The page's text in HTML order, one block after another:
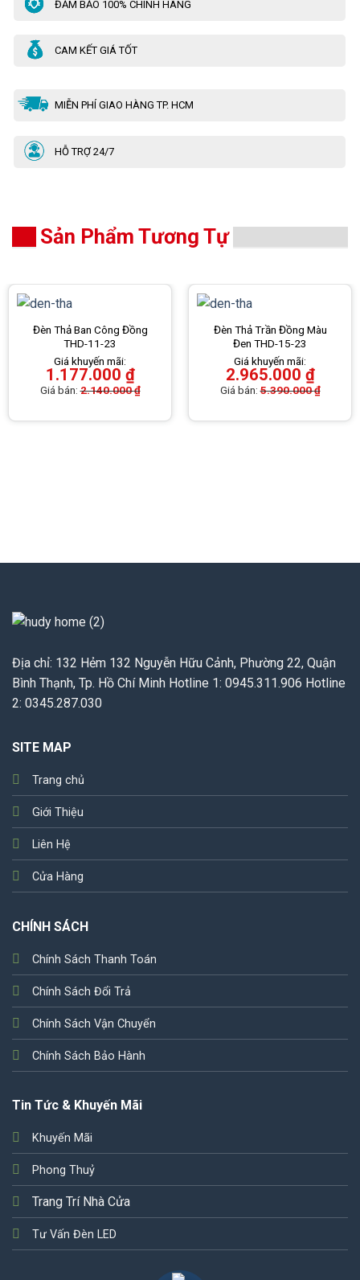
ĐẢM BẢO 100% CHÍNH HÃNG
CAM KẾT GIÁ TỐT
MIỄN PHÍ GIAO HÀNG TP. HCM
HỖ TRỢ 24/7
Sản Phẩm Tương Tự
Đèn Thả Ban Công Đồng
THD-11-23
Giá khuyến mãi:
1.177.000 ₫
Giá bán:2.140.000₫
Đèn Thả Trần Đồng Màu
Đen THD-15-23
Giá khuyến mãi:
2.965.000 ₫
Giá bán:5.390.000₫
Địa chỉ: 132 Hẻm 132 Nguyễn Hữu Cảnh, Phường 22, Quận
Bình Thạnh, Tp. Hồ Chí Minh Hotline 1: 0945.311.906 Hotline
2: 0345.287.030
SITE MAP
Trang chủ
Giới Thiệu
Liên Hệ
Cửa Hàng
CHÍNH SÁCH
Chính Sách Thanh Toán
Chính Sách Đổi Trả
Chính Sách Vận Chuyển
Chính Sách Bảo Hành
Tin Tức & Khuyến Mãi
Khuyến Mãi
Phong Thuỷ
Trang Trí Nhà Cửa
Tư Vấn Đèn LED